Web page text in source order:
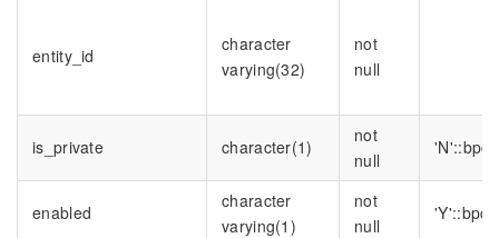
entity_id
character
varying(32)
not
null
is_private character(1)
not
null
enabled
character
varying(1)
not
null